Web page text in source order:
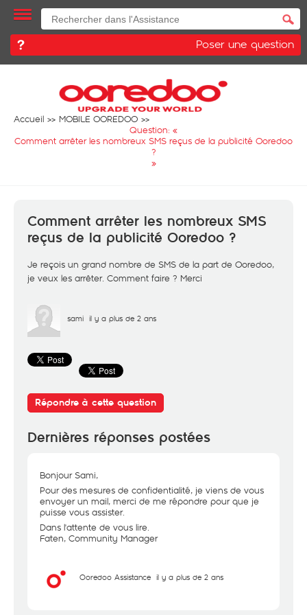
Poser une question
Accueil
MOBILE OOREDOO
Question: «
Comment arrêter les nombreux SMS reçus de la publicité Ooredoo
?
»
Comment arrêter les nombreux SMS
reçus de la publicité Ooredoo ?
Je reçois un grand nombre de SMS de la part de Ooredoo,
je veux les arrêter. Comment faire ? Merci
sami il y a plus de 2 ans
Répondre à cette question
Dernières réponses postées
Bonjour Sami,
Pour des mesures de confidentialité, je viens de vous
envoyer un mail, merci de me répondre pour que je
puisse vous assister.
Dans l'attente de vous lire.
Faten, Community Manager
Ooredoo Assistance il y a plus de 2 ans